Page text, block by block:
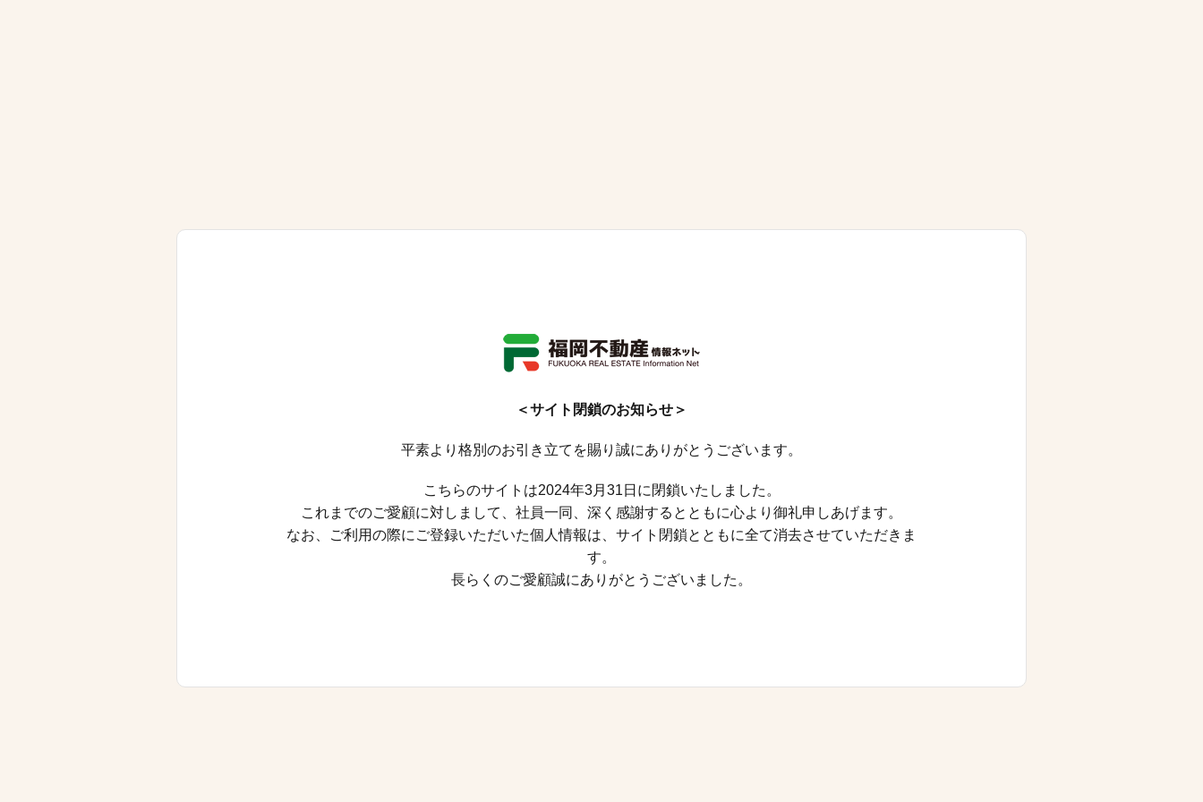
＜サイト閉鎖のお知らせ＞
平素より格別のお引き立てを賜り誠にありがとうございます。
こちらのサイトは2024年3月31日に閉鎖いたしました。
これまでのご愛顧に対しまして、社員一同、深く感謝するとともに心より御礼申しあげます。
なお、ご利用の際にご登録いただいた個人情報は、サイト閉鎖とともに全て消去させていただきま
す。
長らくのご愛顧誠にありがとうございました。